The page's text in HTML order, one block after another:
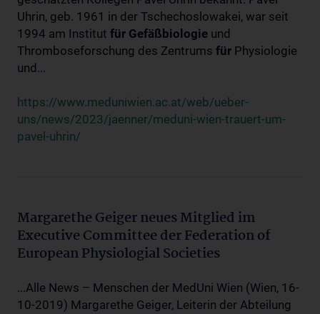
Uhrin, geb. 1961 in der Tschechoslowakei, war seit
1994 am Institut für Gefäßbiologie und
Thromboseforschung des Zentrums für Physiologie
und...
https://www.meduniwien.ac.at/web/ueber-
uns/news/2023/jaenner/meduni-wien-trauert-um-
pavel-uhrin/
Margarethe Geiger neues Mitglied im
Executive Committee der Federation of
European Physiologial Societies
...Alle News – Menschen der MedUni Wien (Wien, 16-
10-2019) Margarethe Geiger, Leiterin der Abteilung